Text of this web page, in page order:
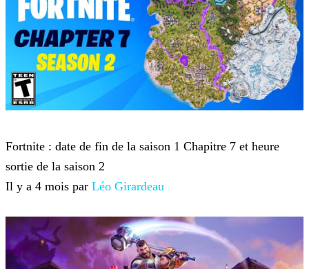
Fortnite : date de fin de la saison 1 Chapitre 7 et heure
sortie de la saison 2
Il y a 4 mois par Léo Girardeau